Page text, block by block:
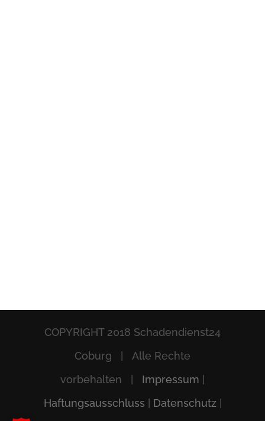
COPYRIGHT 2018 Schadendienst24
Coburg | Alle Rechte
vorbehalten | Impressum
Haftungsausschluss
Datenschutz|